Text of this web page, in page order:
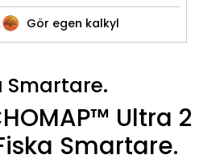
Gör egen kalkyl
Smartare.
Ultra 2
Smartare.